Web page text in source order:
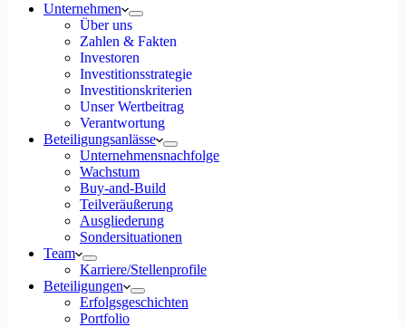
Unternehmen
Über uns
Zahlen & Fakten
Investoren
Investitionsstrategie
Investitionskriterien
Unser Wertbeitrag
Verantwortung
Beteiligungsanlässe
Unternehmensnachfolge
Wachstum
Buy-and-Build
Teilveräußerung
Ausgliederung
Sondersituationen
Team
Karriere/Stellenprofile
Beteiligungen
Erfolgsgeschichten
Portfolio